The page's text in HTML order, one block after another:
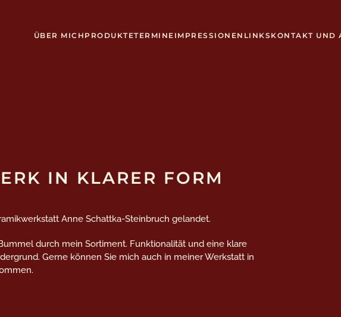
ÜBER MICH PRODUKTETERMINE IMPRESSIONEN LINKS KONTAKT UND
IN KLARER FORM
Anne Schattka-Steinbruch gelandet.
durch mein Sortiment. Funktionalität und eine klare
Gerne können Sie mich auch in meiner Werkstatt in